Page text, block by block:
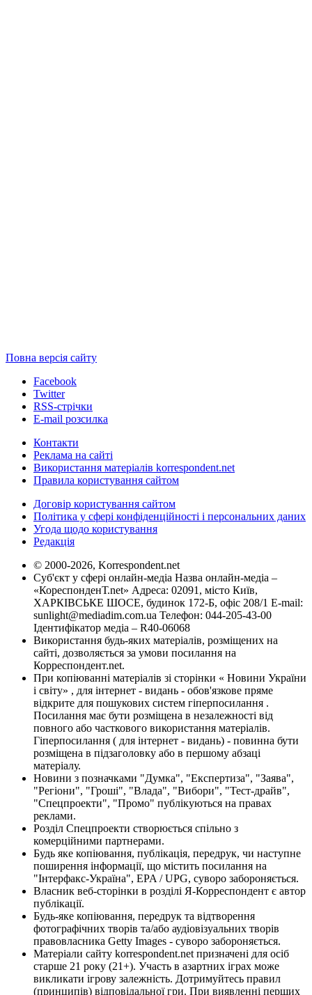
Повна версія сайту
Facebook
Twitter
RSS-стрічки
E-mail розсилка
Контакти
Реклама на сайті
Використання матеріалів korrespondent.net
Правила користування сайтом
Договір користування сайтом
Політика у сфері конфіденційності і персональних даних
Угода щодо користування
Редакція
© 2000-2026, Korrespondent.net
Суб'єкт у сфері онлайн-медіа Назва онлайн-медіа –
«КореспонденТ.net» Адреса: 02091, місто Київ,
ХАРКІВСЬКЕ ШОСЕ, будинок 172-Б, офіс 208/1 E-mail:
sunlight@mediadim.com.ua Телефон: 044-205-43-00
Ідентифікатор медіа – R40-06068
Використання будь-яких матеріалів, розміщених на
сайті, дозволяється за умови посилання на
Корреспондент.net.
При копіюванні матеріалів зі сторінки « Новини України
і світу» , для інтернет - видань - обов'язкове пряме
відкрите для пошукових систем гіперпосилання .
Посилання має бути розміщена в незалежності від
повного або часткового використання матеріалів.
Гіперпосилання ( для інтернет - видань) - повинна бути
розміщена в підзаголовку або в першому абзаці
матеріалу.
Новини з позначками "Думка", "Експертиза", "Заява",
"Регіони", "Гроші", "Влада", "Вибори", "Тест-драйв",
"Спецпроекти", "Промо" публікуються на правах
реклами.
Розділ Спецпроекти створюється спільно з
комерційними партнерами.
Будь яке копіювання, публікація, передрук, чи наступне
поширення інформації, що містить посилання на
"Інтерфакс-Україна", EPA / UPG, суворо забороняється.
Власник веб-сторінки в розділі Я-Корреспондент є автор
публікації.
Будь-яке копіювання, передрук та відтворення
фотографічних творів та/або аудіовізуальних творів
правовласника Getty Images - суворо забороняється.
Матеріали сайту korrespondent.net призначені для осіб
старше 21 року (21+). Участь в азартних іграх може
викликати ігрову залежність. Дотримуйтесь правил
(принципів) відповідальної гри. При виявленні перших